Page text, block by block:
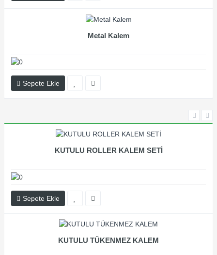
Metal Kalem
Sepete Ekle
KUTULU ROLLER KALEM SETİ
Sepete Ekle
KUTULU TÜKENMEZ KALEM